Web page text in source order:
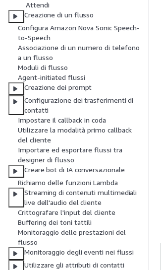
Attendi
Creazione di un flusso
Configura Amazon Nova Sonic Speech-
to-Speech
Associazione di un numero di telefono
a un flusso
Moduli di flusso
Agent-initiated flussi
Creazione dei prompt
Configurazione dei trasferimenti di
contatti
Impostare il callback in coda
Utilizzare la modalità primo callback
del cliente
Importare ed esportare flussi tra
designer di flusso
Creare bot di IA conversazionale
Richiamo delle funzioni Lambda
Streaming di contenuti multimediali
live dell'audio del cliente
Crittografare l'input del cliente
Buffering dei toni tattili
Monitoraggio delle prestazioni del
flusso
Monitoraggio degli eventi nei flussi
Utilizzare gli attributi di contatti